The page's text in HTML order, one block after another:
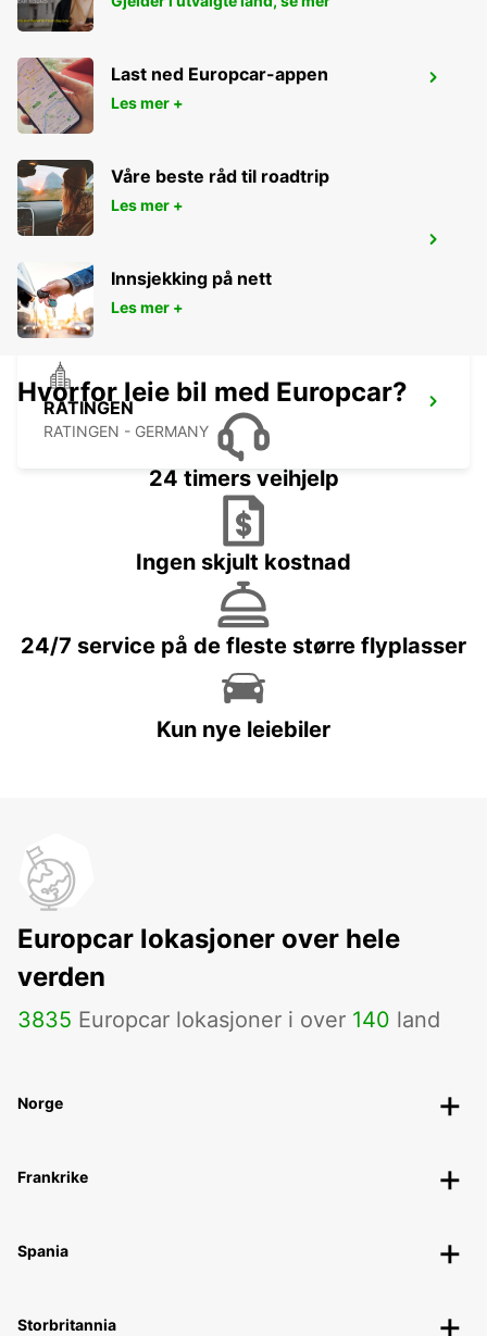
WITTEN
WITTEN / RUHR - GERMANY
BOCHUM - GERMANY
RATINGEN
RATINGEN - GERMANY
Last ned Europcar-appen
Les mer +
Våre beste råd til roadtrip
Les mer +
Innsjekking på nett
Les mer +
Hvorfor leie bil med Europcar?
24 timers veihjelp
Ingen skjult kostnad
24/7 service på de fleste større flyplasser
Kun nye leiebiler
Europcar lokasjoner over hele
verden
3835 Europcar lokasjoner i over 140 land
Norge
Frankrike
Spania
Storbritannia